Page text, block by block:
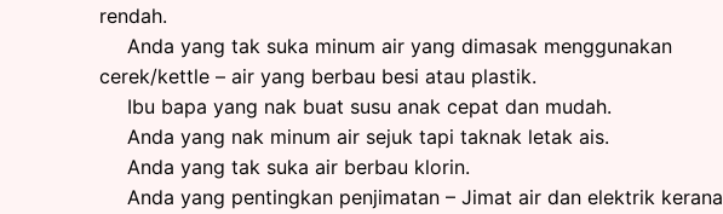
rendah.
Anda yang tak suka minum air yang dimasak menggunakan
cerek/kettle – air yang berbau besi atau plastik.
Ibu bapa yang nak buat susu anak cepat dan mudah.
Anda yang nak minum air sejuk tapi taknak letak ais.
Anda yang tak suka air berbau klorin.
Anda yang pentingkan penjimatan – Jimat air dan elektrik kerana